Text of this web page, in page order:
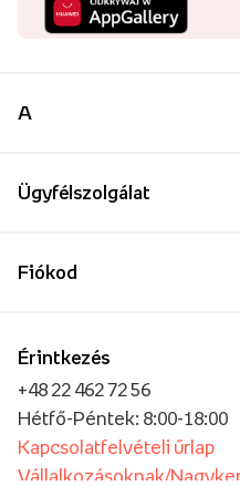
A
Ügyfélszolgálat
Érintkezés
+48 22 462 72 56
Hétfő-Péntek: 8:00-18:00
Kapcsolatfelvételi űrlap
Vállalkozásoknak/
Fiókod